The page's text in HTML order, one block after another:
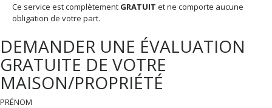
Ce service est complètement GRATUIT et ne comporte aucune
obligation de votre part.
DEMANDER UNE ÉVALUATION
GRATUITE DE VOTRE
MAISON/PROPRIÉTÉ
PRÉNOM